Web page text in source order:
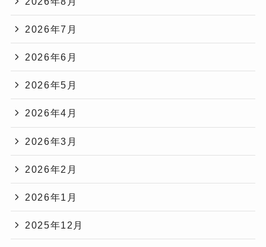
2026年7月
2026年6月
2026年5月
2026年4月
2026年3月
2026年2月
2026年1月
2025年12月